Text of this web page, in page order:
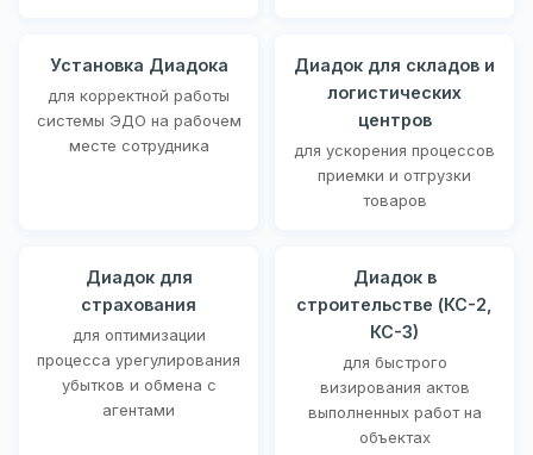
Установка Диадока
для корректной работы
системы ЭДО на рабочем
месте сотрудника
Диадок для складов и
логистических
центров
для ускорения процессов
приемки и отгрузки
товаров
Диадок для
страхования
для оптимизации
процесса урегулирования
убытков и обмена с
агентами
Диадок в
строительстве (КС-2,
КС-3)
для быстрого
визирования актов
выполненных работ на
объектах